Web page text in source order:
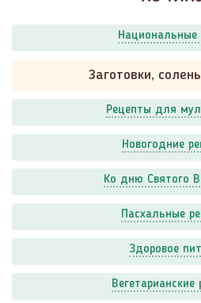
Заготовки,
Рецепты для
Новогодние
Ко дню Святого
Пасхальные
Здоровое
Вегетарианские